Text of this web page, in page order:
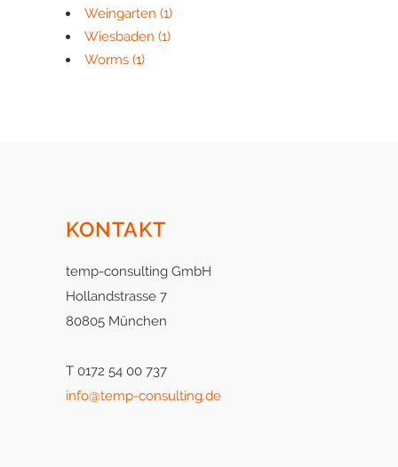
Weingarten (1)
Wiesbaden (1)
Worms (1)
KONTAKT
temp-consulting GmbH
Hollandstrasse 7
80805 München
T 0172 54 00 737
info@temp-consulting.de